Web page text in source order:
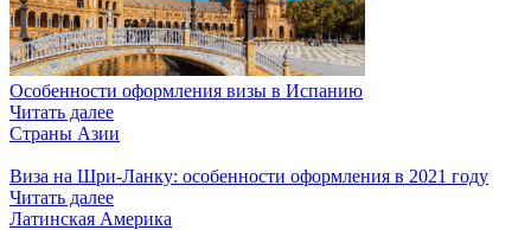
Особенности оформления визы в Испанию
Читать далее
Страны Азии
Виза на Шри-Ланку: особенности оформления в 2021 году
Читать далее
Латинская Америка